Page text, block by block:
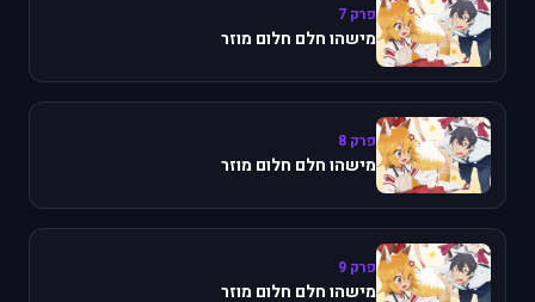
פרק 7
מישהו חלם חלום מוזר
פרק 8
מישהו חלם חלום מוזר
פרק 9
מישהו חלם חלום מוזר